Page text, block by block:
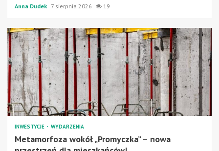
Anna Dudek 7 sierpnia 2026 19
INWESTYCJE WYDARZENIA
Metamorfoza wokół „Promyczka” – nowa